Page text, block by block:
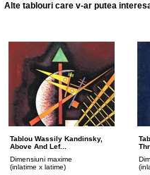
Alte tablouri care v-ar putea
Tablou Wassily Kandinsky,
Above And Lef...
Dimensiuni maxime
(inlatime x latime)